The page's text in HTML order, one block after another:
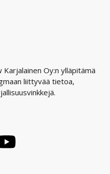
Oy:n ylläpitämä
liittyvää tietoa,
Youtube